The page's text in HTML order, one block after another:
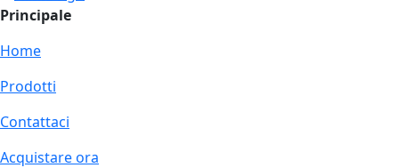
Principale
Home
Prodotti
Contattaci
Acquistare ora